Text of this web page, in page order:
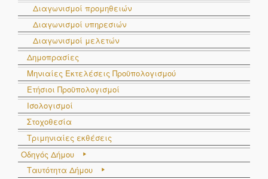
Διαγωνισμοί προμηθειών
Διαγωνισμοί υπηρεσιών
Διαγωνισμοί μελετών
Δημοπρασίες
Μηνιαίες Εκτελέσεις Προϋπολογισμού
Ετήσιοι Προϋπολογισμοί
Ισολογισμοί
Στοχοθεσία
Τριμηνιαίες εκθέσεις
Οδηγός Δήμου
Ταυτότητα Δήμου